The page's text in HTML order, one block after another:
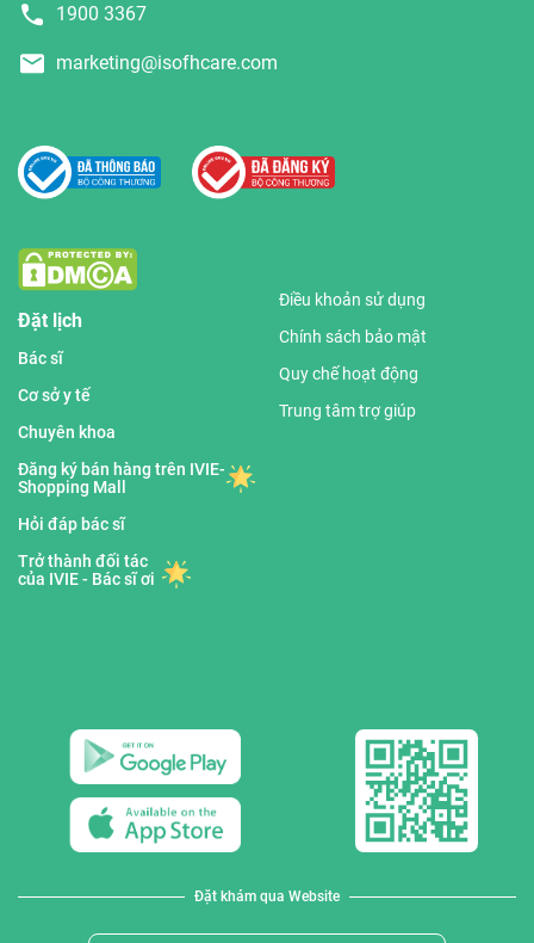
1900 3367
marketing@isofhcare.com
Đặt lịch
Bác sĩ
Cơ sở y tế
Chuyên khoa
Đăng ký bán hàng trên IVIE-
Shopping Mall
Hỏi đáp bác sĩ
Trở thành đối tác
của IVIE - Bác sĩ ơi
Điều khoản sử dụng
Chính sách bảo mật
Quy chế hoạt động
Trung tâm trợ giúp
Đặt khám qua Website